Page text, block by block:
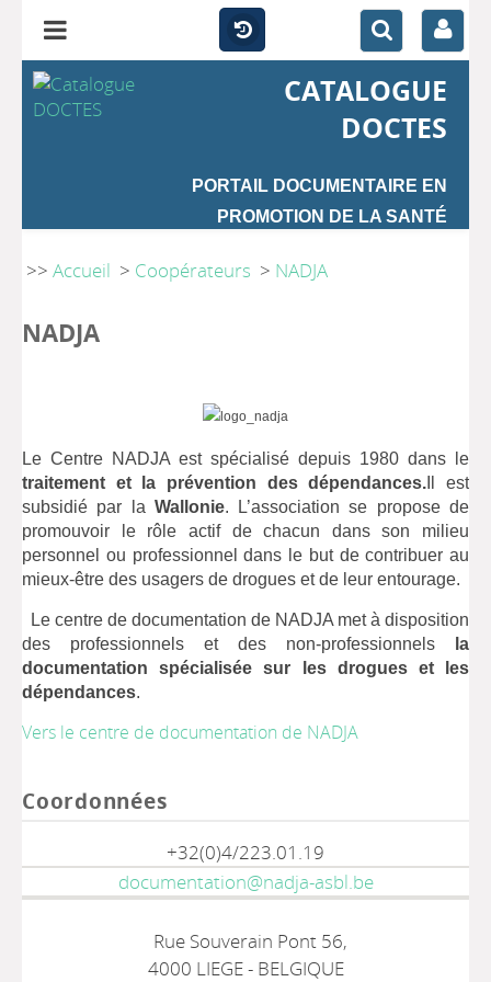
CATALOGUE
DOCTES
PORTAIL DOCUMENTAIRE EN
PROMOTION DE LA SANTÉ
>>Accueil > Coopérateurs > NADJA
NADJA
Le Centre NADJA est spécialisé depuis 1980 dans le
traitement et la prévention des dépendances. Il est
subsidié par la Wallonie. L’association se propose de
promouvoir le rôle actif de chacun dans son milieu
personnel ou professionnel dans le but de contribuer au
mieux-être des usagers de drogues et de leur entourage.
Le centre de documentation de NADJA met à disposition
des professionnels et des non-professionnels
la
documentation spécialisée sur les drogues et les
dépendances.
Vers le centre de documentation de NADJA
Coordonnées
+32(0)4/223.01.19
documentation@nadja-asbl.be
Rue Souverain Pont 56,
4000 LIEGE - BELGIQUE